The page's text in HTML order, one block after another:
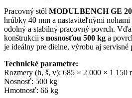
Pracovný stôl MODULBENCH GE
hrúbky 40 mm a nastaviteľnými nohami
odolný a stabilný pracovný povrch.
konštrukcii s nosnosťou 500 kg a
je ideálny pre dielne, výrobu aj servisné
Technické parametre:
Rozmery (h, š, v): 685 × 2 000 × 1 150
Nosnosť: 500 kg
Hmotnosť: 66 kg